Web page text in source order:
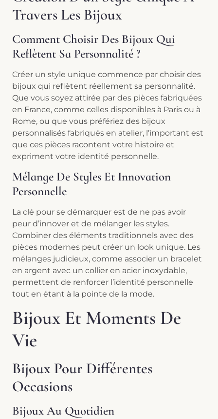
Travers Les Bijoux
Comment Choisir Des Bijoux Qui
Reflètent Sa Personnalité ?
Créer un style unique commence par choisir des
bijoux qui reflètent réellement sa personnalité.
Que vous soyez attirée par des pièces fabriquées
en France, comme celles disponibles à Paris ou à
Rome, ou que vous préfériez des bijoux
personnalisés fabriqués en atelier, l’important est
que ces pièces racontent votre histoire et
expriment votre identité personnelle.
Mélange De Styles Et Innovation
Personnelle
La clé pour se démarquer est de ne pas avoir
peur d’innover et de mélanger les styles.
Combiner des éléments traditionnels avec des
pièces modernes peut créer un look unique. Les
mélanges judicieux, comme associer un bracelet
en argent avec un collier en acier inoxydable,
permettent de renforcer l’identité personnelle
tout en étant à la pointe de la mode.
Bijoux Et Moments De
Vie
Bijoux Pour Différentes
Occasions
Bijoux Au Quotidien